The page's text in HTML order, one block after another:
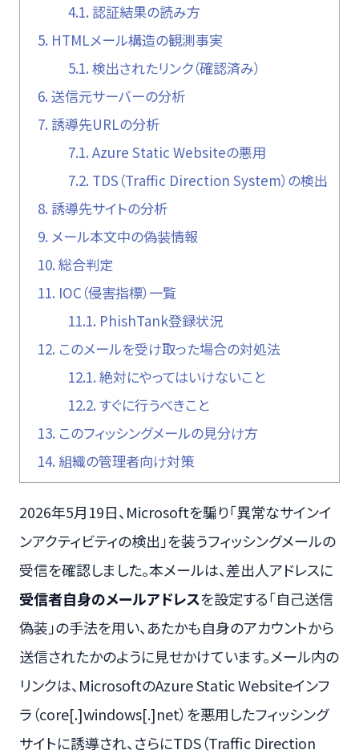
4.1. 認証結果の読み方
5. HTMLメール構造の観測事実
5.1. 検出されたリンク（確認済み）
6. 送信元サーバーの分析
7. 誘導先URLの分析
7.1. Azure Static Websiteの悪用
7.2. TDS（Traffic Direction System）の検出
8. 誘導先サイトの分析
9. メール本文中の偽装情報
10. 総合判定
11. IOC（侵害指標）一覧
11.1. PhishTank登録状況
12. このメールを受け取った場合の対処法
12.1. 絶対にやってはいけないこと
12.2. すぐに行うべきこと
13. このフィッシングメールの見分け方
14. 組織の管理者向け対策
2026年5月19日、Microsoftを騙り「異常なサインイ
ンアクティビティの検出」を装うフィッシングメールの
受信を確認しました。本メールは、差出人アドレスに
受信者自身のメールアドレスを設定する「自己送信
偽装」の手法を用い、あたかも自身のアカウントから
送信されたかのように見せかけています。メール内の
リンクは、MicrosoftのAzure Static Websiteインフ
ラ（core[.]windows[.]net）を悪用したフィッシング
サイトに誘導され、さらにTDS（Traffic Direction